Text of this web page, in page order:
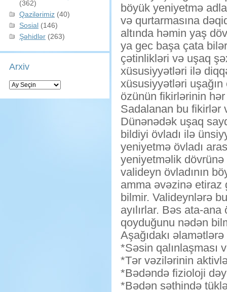
(362)
Qazilərimiz (40)
Sosial (146)
Şəhidlər (263)
Arxiv
Arxiv
böyük yeniyetmə
və qurtarmasına
altında həmin yaş
ya gec başa çata
çətinlikləri və uşaq
xüsusiyyətləri ilə
xüsusiyyətləri
özünün fikirlərinin
Sadalanan bu fikirlər
Dünənədək uşaq
bildiyi övladı ilə
yeniyetmə övladı
yeniyetməlik
valideyn övladının
amma əvəzinə etiraz
bilmir. Valideynlərə
ayılırlar. Bəs ata-
qoyduğunu nədən
Aşağıdakı
*Səsin qalınlaşması
*Tər vəzilərinin
*Bədəndə fizioloji
*Bədən səthində